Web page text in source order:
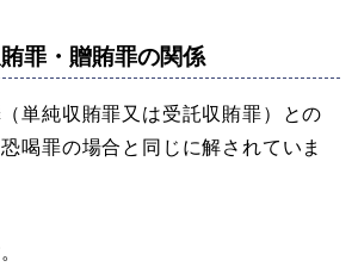
罪・贈賄罪の関係
単純収賄罪又は受託収賄罪）との
喝罪の場合と同じに解されていま